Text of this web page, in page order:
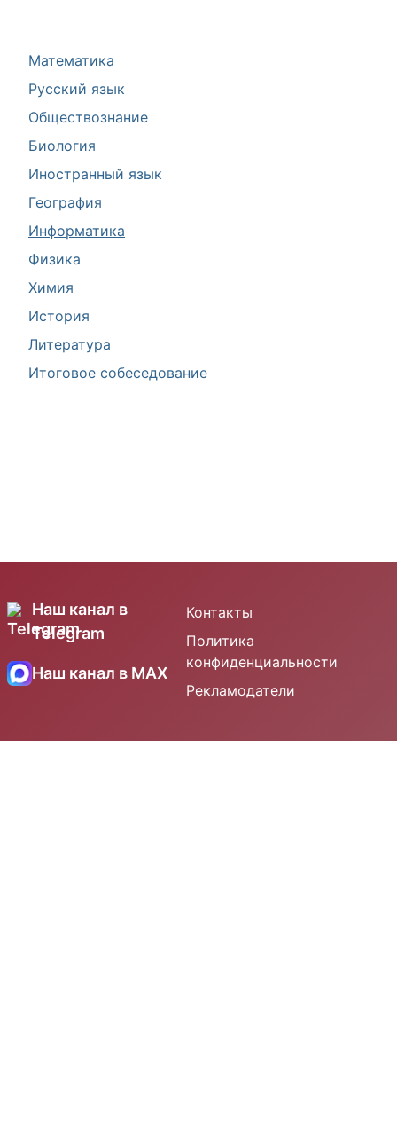
Математика
Русский язык
Обществознание
Биология
Иностранный язык
География
Информатика
Физика
Химия
История
Литература
Итоговое собеседование
Наш канал в
Telegram
Наш канал в MAX
Контакты
Политика
конфиденциальности
Рекламодатели